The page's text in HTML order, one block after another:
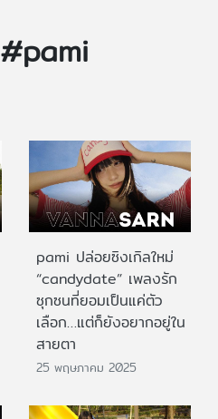
#pami
pami ปล่อยซิงเกิลใหม่
“candydate” เพลงรัก
ซุกซนที่ยอมเป็นแค่ตัว
เลือก…แต่ก็ยังอยากอยู่ใน
สายตา
25 พฤษภาคม 2025